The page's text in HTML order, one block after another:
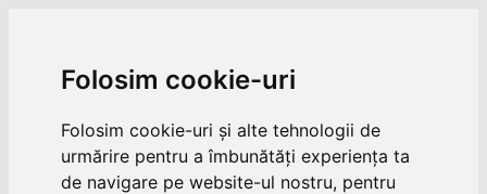
Folosim cookie-uri
Folosim cookie-uri și alte tehnologii de
urmărire pentru a îmbunătăți experiența ta
de navigare pe website-ul nostru, pentru